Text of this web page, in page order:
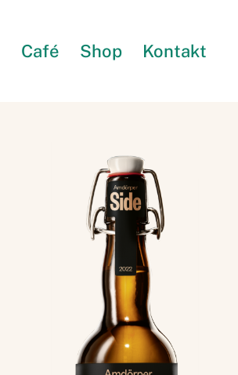
Café Shop Kontakt